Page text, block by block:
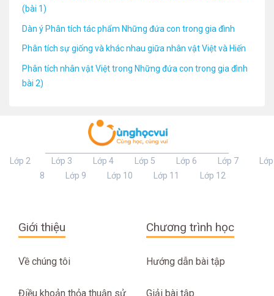
(bài 1)
Dàn ý Phân tích tác phẩm Những đứa con trong gia đình
Phân tích sự giống và khác nhau giữa nhân vật Việt và Hiến
Phân tích nhân vật Việt trong Những đứa con trong gia đình
bài 2)
Lớp 2 Lớp 3 Lớp 4 Lớp 5 Lớp 6 Lớp 7
Lớp
8
Lớp 9 Lớp 10 Lớp 11 Lớp 12
Giới thiệu
Về chúng tôi
Điều khoản thỏa thuận sử
Chương trình học
Hướng dẫn bài tập
Giải bài tập